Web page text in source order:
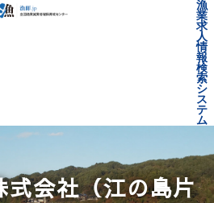
漁
業
求
人
情
報
検
索
シ
ス
テ
ム
式会社（江の島片